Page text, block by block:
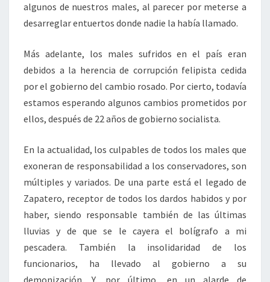
algunos de nuestros males, al parecer por meterse a
desarreglar entuertos donde nadie la había llamado.
Más adelante, los males sufridos en el país eran
debidos a la herencia de corrupción felipista cedida
por el gobierno del cambio rosado. Por cierto, todavía
estamos esperando algunos cambios prometidos por
ellos, después de 22 años de gobierno socialista.
En la actualidad, los culpables de todos los males que
exoneran de responsabilidad a los conservadores, son
múltiples y variados. De una parte está el legado de
Zapatero, receptor de todos los dardos habidos y por
haber, siendo responsable también de las últimas
lluvias y de que se le cayera el bolígrafo a mi
pescadera. También la insolidaridad de los
funcionarios, ha llevado al gobierno a su
demonización. Y, por último, en un alarde de